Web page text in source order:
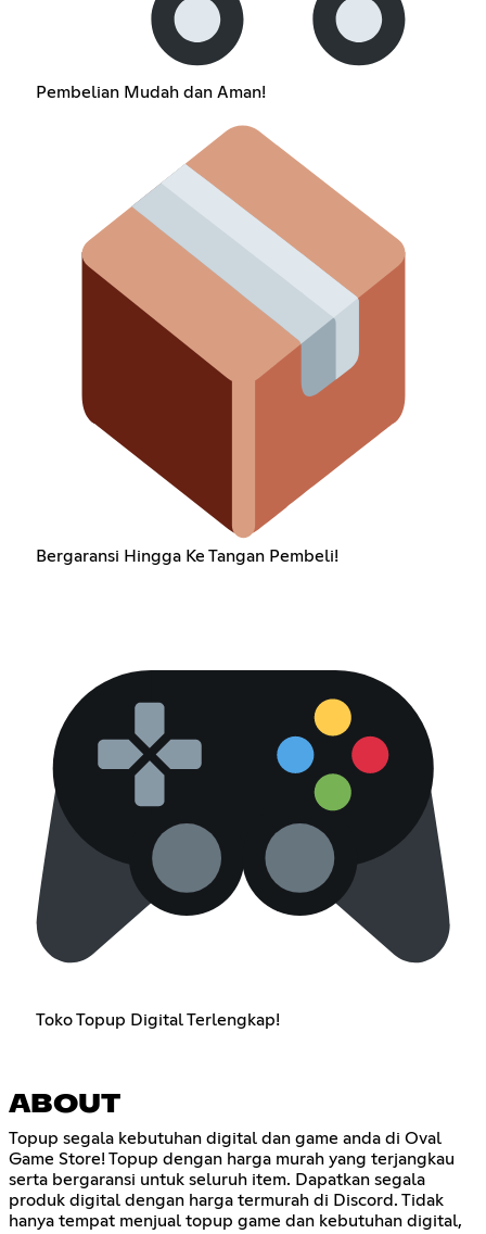
Pembelian Mudah dan Aman!
Bergaransi Hingga Ke Tangan Pembeli!
Toko Topup Digital Terlengkap!
ABOUT
Topup segala kebutuhan digital dan game anda di Oval
Game Store! Topup dengan harga murah yang terjangkau
serta bergaransi untuk seluruh item. Dapatkan segala
produk digital dengan harga termurah di Discord. Tidak
hanya tempat menjual topup game dan kebutuhan digital,